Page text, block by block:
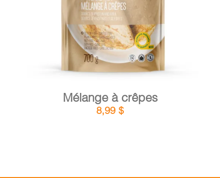
Mélange à crêpes
8,99 $